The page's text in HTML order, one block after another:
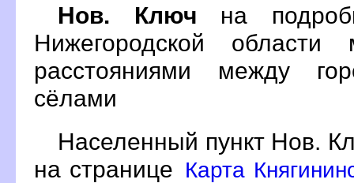
Нов. Ключ на
Нижегородской
расстояниями между
сёлами
Населенный пункт Нов.
на странице Карта